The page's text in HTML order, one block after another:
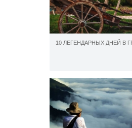
10 ЛЕГЕНДАРНЫХ ДНЕЙ В